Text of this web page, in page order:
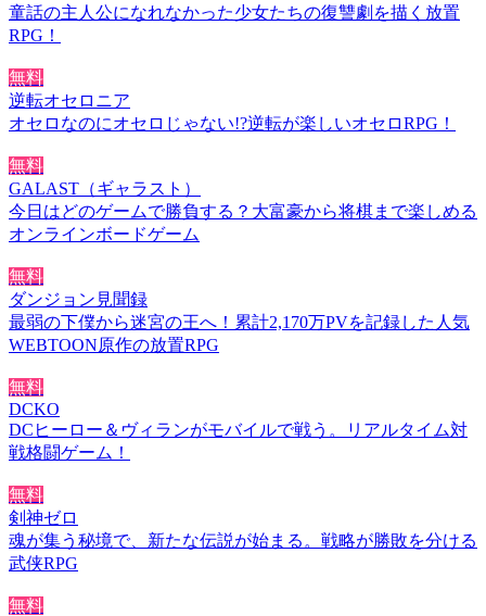
童話の主人公になれなかった少女たちの復讐劇を描く放置
RPG！
無料
逆転オセロニア
オセロなのにオセロじゃない!?逆転が楽しいオセロRPG！
無料
GALAST（ギャラスト）
今日はどのゲームで勝負する？大富豪から将棋まで楽しめる
オンラインボードゲーム
無料
ダンジョン見聞録
最弱の下僕から迷宮の王へ！累計2,170万PVを記録した人気
WEBTOON原作の放置RPG
無料
DCKO
DCヒーロー＆ヴィランがモバイルで戦う。リアルタイム対
戦格闘ゲーム！
無料
剣神ゼロ
魂が集う秘境で、新たな伝説が始まる。戦略が勝敗を分ける
武侠RPG
無料